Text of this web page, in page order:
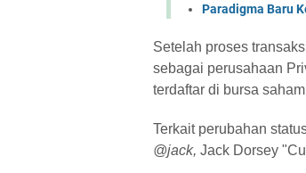
Paradigma Baru
Setelah proses
sebagai perusahaan
terdaftar di bursa
Terkait perubahan
@jack, Jack Dorsey